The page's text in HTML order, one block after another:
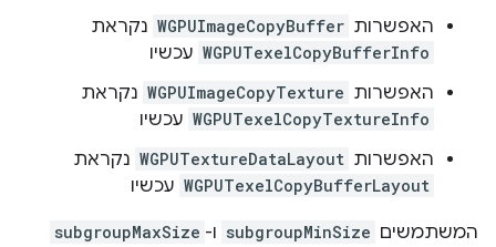
האפשרות WGPUImageCopyBuffer נקראת
WGPUTexelCopyBufferInfo עכשיו
האפשרות WGPUImageCopyTexture נקראת
WGPUTexelCopyTextureInfo עכשיו
האפשרות WGPUTextureDataLayout נקראת
WGPUTexelCopyBufferLayout עכשיו
המשתמשים subgroupMinSize ו- subgroupMaxSize